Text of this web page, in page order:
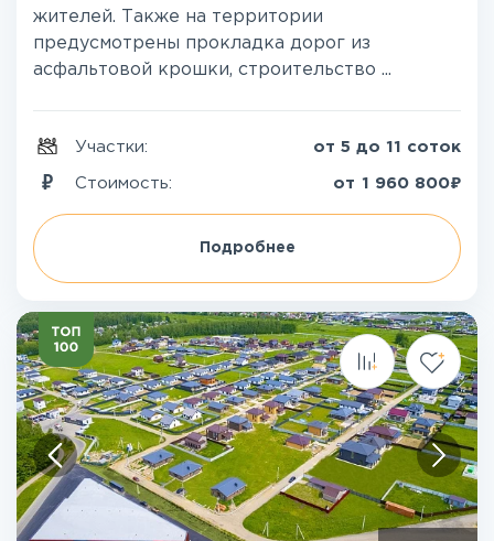
жителей. Также на территории
предусмотрены прокладка дорог из
асфальтовой крошки, строительство ...
Участки: от 5 до 11 соток
Стоимость: от 1 960 800₽
Подробнее